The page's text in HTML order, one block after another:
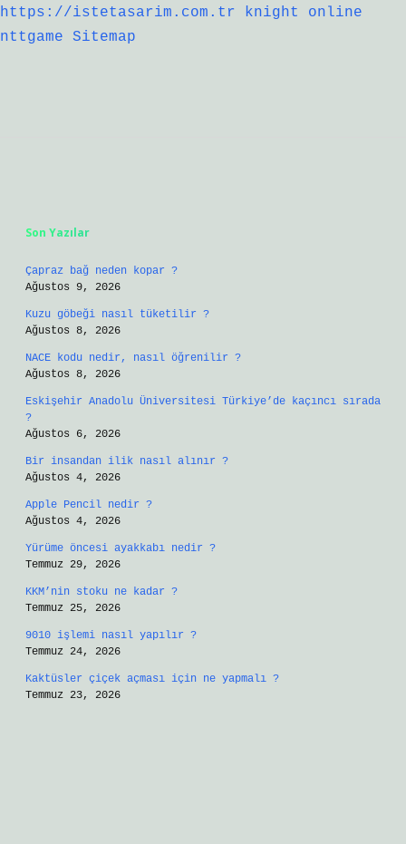
https://istetasarim.com.tr
knight online
nttgame
Sitemap
Son Yazılar
Çapraz bağ neden kopar ?
Ağustos 9, 2026
Kuzu göbeği nasıl tüketilir ?
Ağustos 8, 2026
NACE kodu nedir, nasıl öğrenilir ?
Ağustos 8, 2026
Eskişehir Anadolu Üniversitesi Türkiye’de kaçıncı sırada
?
Ağustos 6, 2026
Bir insandan ilik nasıl alınır ?
Ağustos 4, 2026
Apple Pencil nedir ?
Ağustos 4, 2026
Yürüme öncesi ayakkabı nedir ?
Temmuz 29, 2026
KKM’nin stoku ne kadar ?
Temmuz 25, 2026
9010 işlemi nasıl yapılır ?
Temmuz 24, 2026
Kaktüsler çiçek açması için ne yapmalı ?
Temmuz 23, 2026